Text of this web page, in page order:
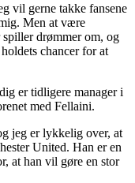
vil gerne takke fansene
Men at være
drømmer om, og
chancer for at
er tidligere manager i
med Fellaini.
jeg er lykkelig over, at
United. Han er en
at han vil gøre en stor